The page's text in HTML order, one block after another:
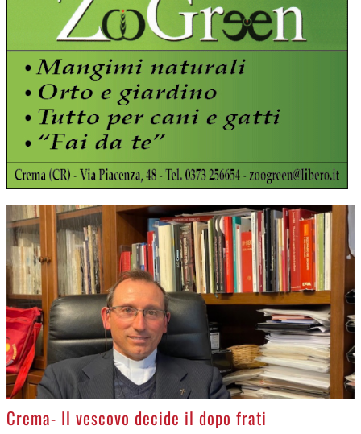
>
Crema- Il vescovo decide il dopo frati